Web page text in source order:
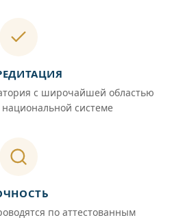
с широчайшей областью
системе
по аттестованным